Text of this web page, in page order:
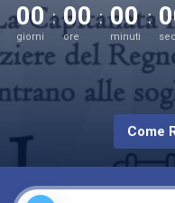
00
giorni
00
ore
00
minuti
Come